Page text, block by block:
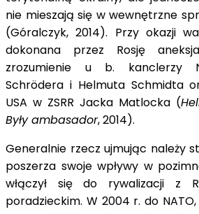
nie mieszają się w wewnętrzne
(Góralczyk, 2014). Przy okazji
dokonana przez Rosję
zrozumienie u b. kanclerzy
Schrödera i Helmuta Schmidta
USA w ZSRR Jacka Matlocka (
Były ambasador, 2014).
Generalnie rzecz ujmując należy
poszerza swoje wpływy w
włączył się do rywalizacji z
poradzieckim. W 2004 r. do